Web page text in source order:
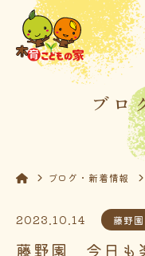
ブロ
ブログ・新着情報
2023.10.14 藤野園
藤野園 今日も